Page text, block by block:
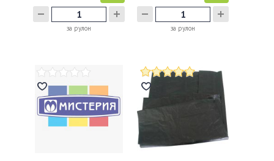
за рулон за рулон